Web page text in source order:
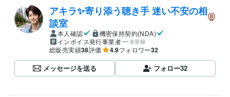
アキラ✨寄り添う聴き手 迷い不安の相
談室
本人確認
機密保持契約(NDA)
インボイス発行事業者
未登録
総販売実績38評価 4.9フォロワー32
メッセージを送る フォロー32